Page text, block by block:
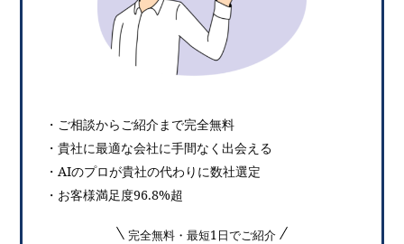
・ご相談からご紹介まで完全無料
・貴社に最適な会社に手間なく出会える
・AIのプロが貴社の代わりに数社選定
・お客様満足度96.8%超
完全無料・最短1日でご紹介